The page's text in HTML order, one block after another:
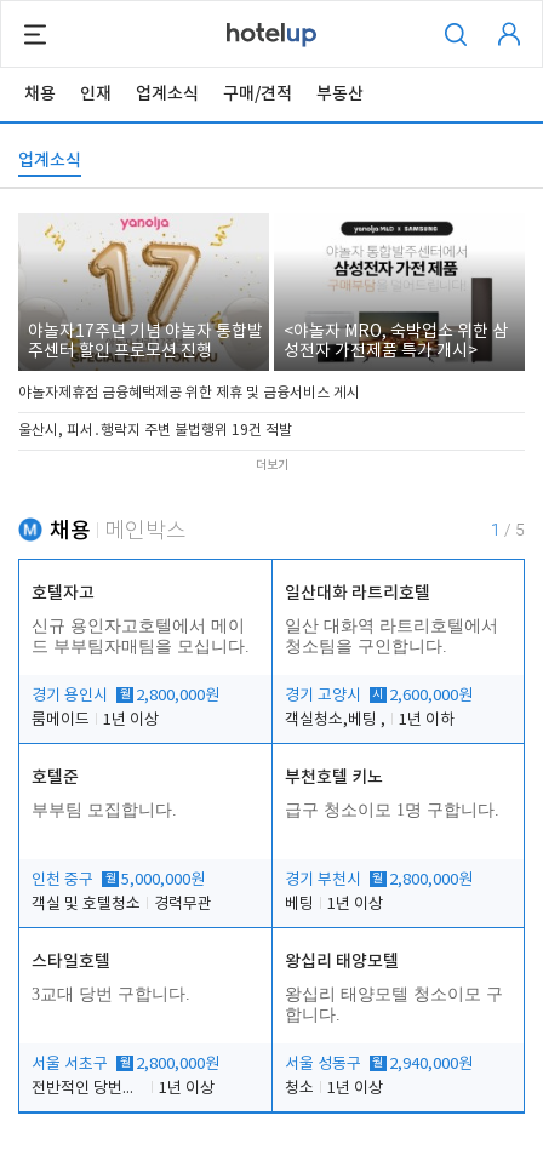
채용 인재 업계소식 구매/견적 부동산
업계소식
야놀자17주년 기념 야놀자 통합발
주센터 할인 프로모션 진행
<야놀자 MRO, 숙박업소 위한 삼
성전자 가전제품 특가 개시>
야놀자제휴점 금융혜택제공 위한 제휴 및 금융서비스 게시
울산시, 피서․행락지 주변 불법행위 19건 적발
더보기
채용 메인박스 1 / 5
호텔자고
신규 용인자고호텔에서 메이
드 부부팀자매팀을 모십니다.
경기 용인시 월 2,800,000원
룸메이드
1년 이상
일산대화 라트리호텔
일산 대화역 라트리호텔에서
청소팀을 구인합니다.
경기 고양시 시
2,600,000원
객실청소,베팅 ,
1년 이하
호텔준
부부팀 모집합니다.
인천 중구 월 5,000,000원
객실 및 호텔청소
경력무관
부천호텔 키노
급구 청소이모 1명 구합니다.
경기 부천시 월 2,800,000원
베팅
1년 이상
스타일호텔
3교대 당번 구합니다.
서울 서초구 월 2,800,000원
전반적인 당번업무
1년 이상
왕십리 태양모텔
왕십리 태양모텔 청소이모 구
합니다.
서울 성동구 월 2,940,000원
청소
1년 이상